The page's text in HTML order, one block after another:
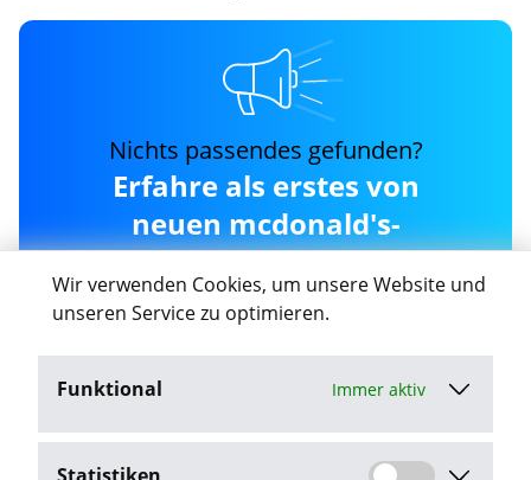
Wir verwenden Cookies, um unsere Website und
unseren Service zu optimieren.
Funktional Immer aktiv
Nichts passendes gefunden?
Erfahre als erstes von
neuen mcdonald's-
deutschland-llc Jobs in
Berlin